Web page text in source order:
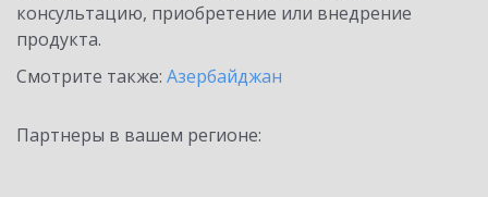
консультацию, приобретение или внедрение
продукта.
Смотрите также: Азербайджан
Партнеры в вашем регионе: